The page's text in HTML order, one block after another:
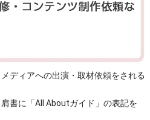
ディアへの出演・取材依頼をされる
書に「All Aboutガイド」の表記を